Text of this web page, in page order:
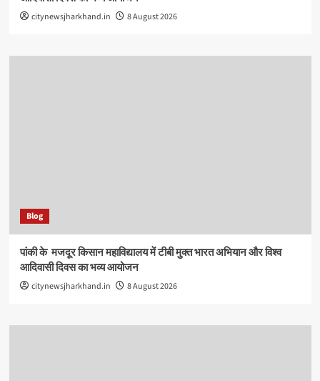
citynewsjharkhand.in 8 August 2026
Blog
पांकी के ​ मजदूर किसान महाविद्यालय में टीबी मुक्त भारत अभियान और विश्व
आदिवासी दिवस का भव्य आयोजन
citynewsjharkhand.in 8 August 2026